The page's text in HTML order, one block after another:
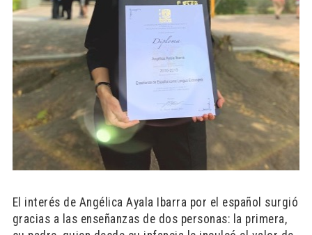
El interés de Angélica Ayala Ibarra por el español surgió
gracias a las enseñanzas de dos personas: la primera,